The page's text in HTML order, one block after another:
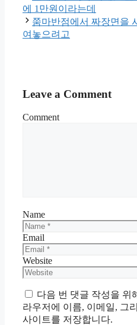
에 1만원이라는데
쭘마반점에서 짜장면을
여놓으려고
Leave a Comment
Comment
Name
Email
Website
다음 번 댓글 작성을 위
라우저에 이름, 이메일, 그
사이트를 저장합니다.